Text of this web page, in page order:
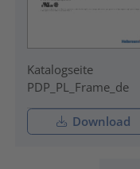
Katalogseite
PDP_PL_Frame_de
Download